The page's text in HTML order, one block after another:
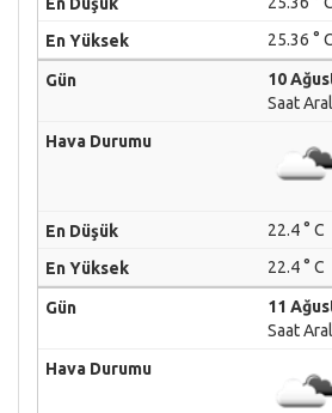
25.36 ° C
10
Saat
22.4 ° C
22.4 ° C
11
Saat